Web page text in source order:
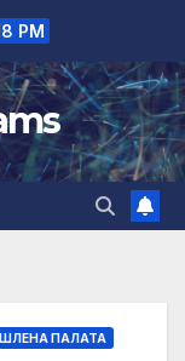
PM
ПАЛАТА